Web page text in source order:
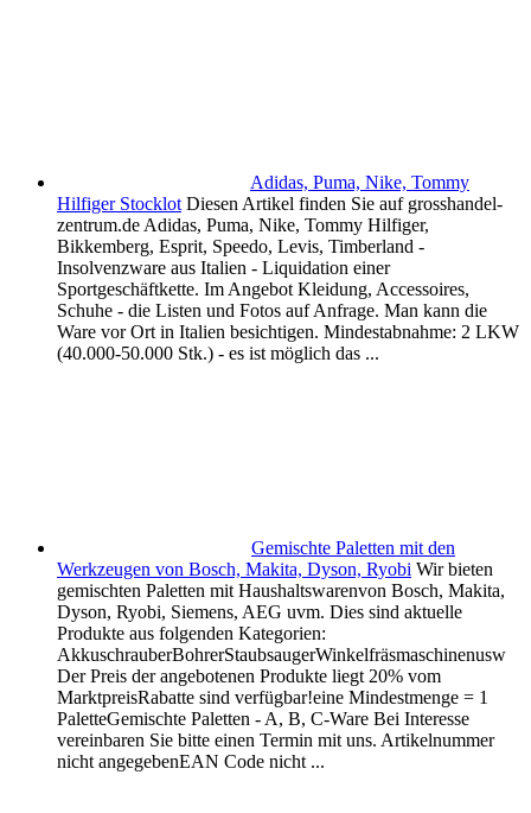
Adidas, Puma, Nike, Tommy
Hilfiger Stocklot Diesen Artikel finden Sie auf grosshandel-
zentrum.de Adidas, Puma, Nike, Tommy Hilfiger,
Bikkemberg, Esprit, Speedo, Levis, Timberland -
Insolvenzware aus Italien - Liquidation einer
Sportgeschäftkette. Im Angebot Kleidung, Accessoires,
Schuhe - die Listen und Fotos auf Anfrage. Man kann die
Ware vor Ort in Italien besichtigen. Mindestabnahme: 2 LKW
(40.000-50.000 Stk.) - es ist möglich das ...
Gemischte Paletten mit den
Werkzeugen von Bosch, Makita, Dyson, Ryobi Wir bieten
gemischten Paletten mit Haushaltswarenvon Bosch, Makita,
Dyson, Ryobi, Siemens, AEG uvm. Dies sind aktuelle
Produkte aus folgenden Kategorien:
AkkuschrauberBohrerStaubsaugerWinkelfräsmaschinenusw
Der Preis der angebotenen Produkte liegt 20% vom
MarktpreisRabatte sind verfügbar!eine Mindestmenge = 1
PaletteGemischte Paletten - A, B, C-Ware Bei Interesse
vereinbaren Sie bitte einen Termin mit uns. Artikelnummer
nicht angegebenEAN Code nicht ...